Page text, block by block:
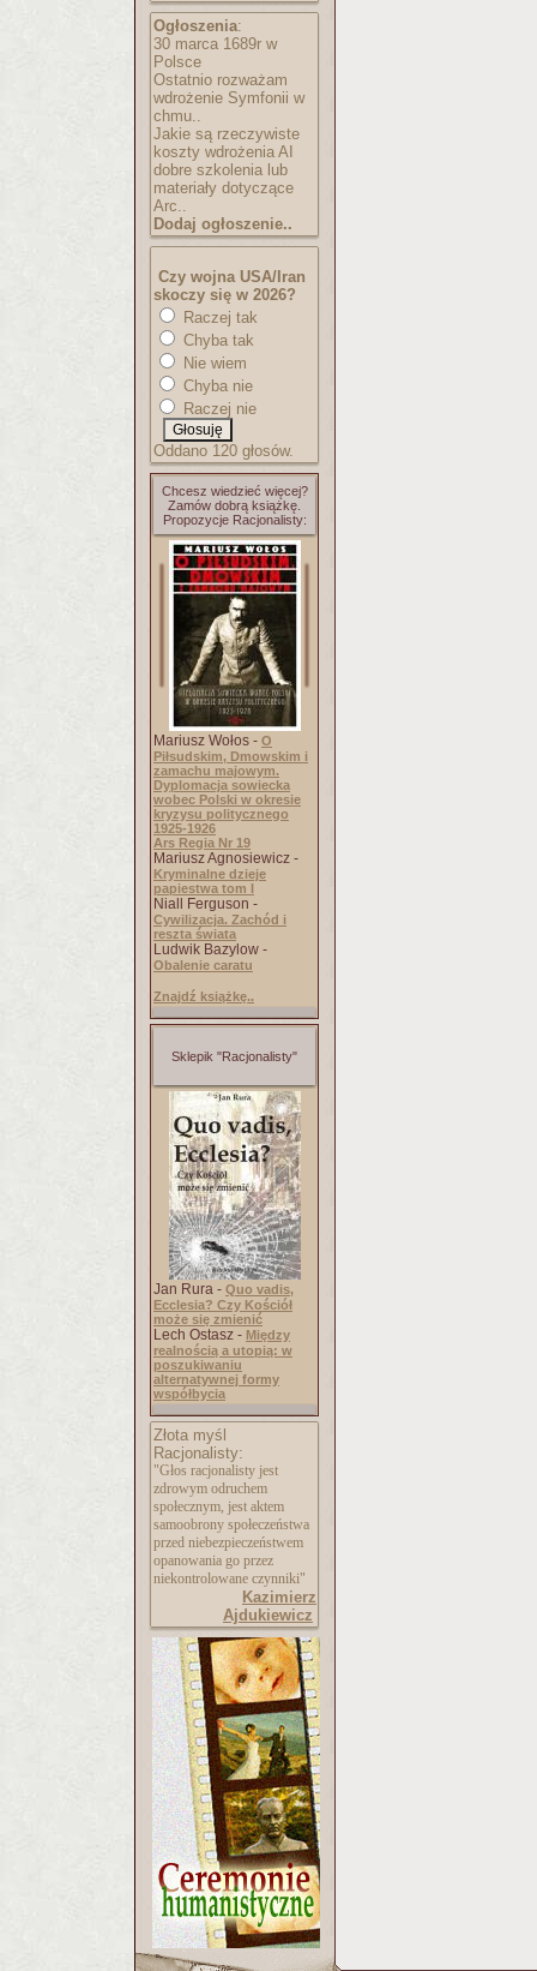
Ogłoszenia:
30 marca 1689r w
Polsce
Ostatnio rozważam
wdrożenie Symfonii w
chmu..
Jakie są rzeczywiste
koszty wdrożenia AI
dobre szkolenia lub
materiały dotyczące
Arc..
Dodaj ogłoszenie..
Czy wojna USA/Iran
skoczy się w 2026?
Raczej tak
Chyba tak
Nie wiem
Chyba nie
Raczej nie
Oddano 120 głosów.
Chcesz wiedzieć więcej?
Zamów dobrą książkę.
Propozycje Racjonalisty:
Mariusz Wołos - O
Piłsudskim, Dmowskim i
zamachu majowym.
Dyplomacja sowiecka
wobec Polski w okresie
kryzysu politycznego
1925-1926
Ars Regia Nr 19
Mariusz Agnosiewicz -
Kryminalne dzieje
papiestwa tom I
Niall Ferguson -
Cywilizacja. Zachód i
reszta świata
Ludwik Bazylow -
Obalenie caratu
Znajdź książkę..
Sklepik "Racjonalisty"
Jan Rura - Quo vadis,
Ecclesia? Czy Kościół
może się zmienić
Lech Ostasz - Między
realnością a utopią: w
poszukiwaniu
alternatywnej formy
współbycia
Złota myśl
Racjonalisty:
"Głos racjonalisty jest
zdrowym odruchem
społecznym, jest aktem
samoobrony społeczeństwa
przed niebezpieczeństwem
opanowania go przez
niekontrolowane czynniki"
Kazimierz
Ajdukiewicz